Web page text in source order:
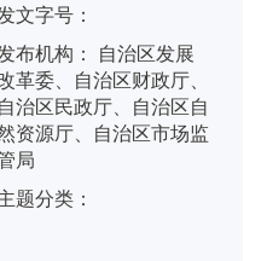
文字号：
布机构：
自治区发展
革委、自治区财政厅、
自治区民政厅、自治区自
资源厅、自治区市场监
局
题分类：